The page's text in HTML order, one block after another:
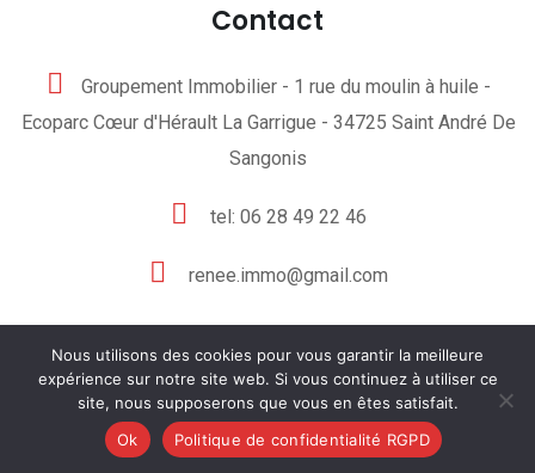
Contact
Groupement Immobilier - 1 rue du moulin à huile -
Ecoparc Cœur d'Hérault La Garrigue - 34725 Saint André De
Sangonis
tel: 06 28 49 22 46
renee.immo@gmail.com
© 2025Groupement Immobilier
Nous utilisons des cookies pour vous garantir la meilleure
expérience sur notre site web. Si vous continuez à utiliser ce
site, nous supposerons que vous en êtes satisfait.
Ok
Politique de confidentialité RGPD